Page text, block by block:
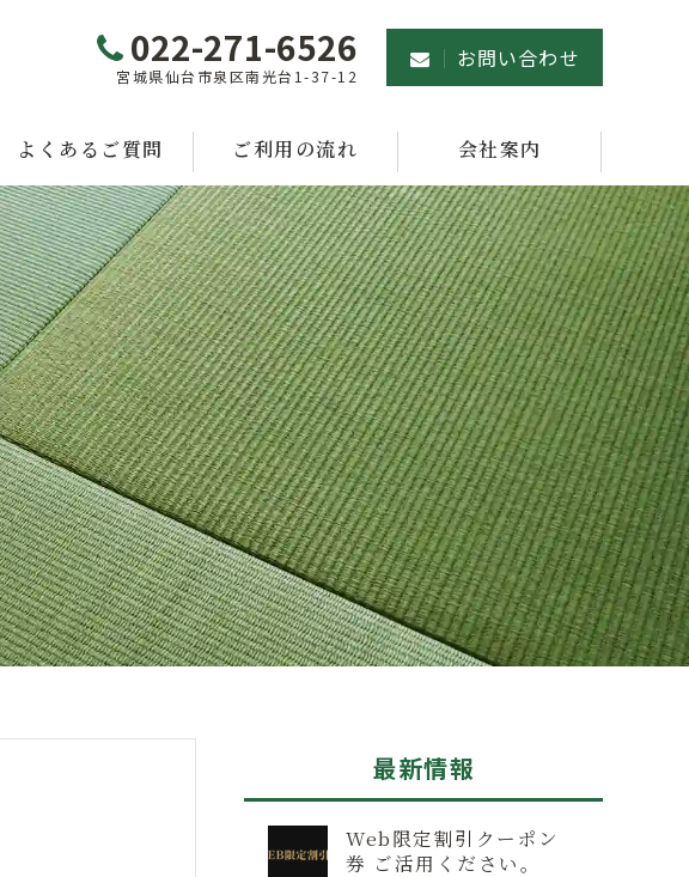
022-271-6526
宮城県仙台市泉区南光台1-37-12
お問い合わせ
よくあるご質問 ご利用の流れ 会社案内
最新情報
Web限定割引クーポン
券 ご活用ください。